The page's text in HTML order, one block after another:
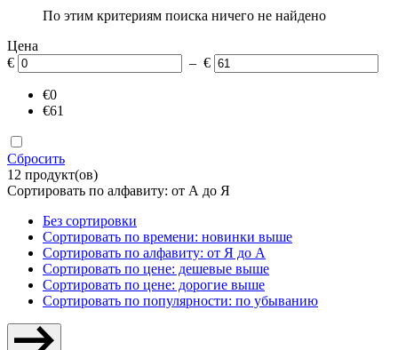
По этим критериям поиска ничего не найдено
Цена
€
– €
€0
€61
Сбросить
12 продукт(ов)
Сортировать по алфавиту: от А до Я
Без сортировки
Сортировать по времени: новинки выше
Сортировать по алфавиту: от Я до А
Сортировать по цене: дешевые выше
Сортировать по цене: дорогие выше
Сортировать по популярности: по убыванию